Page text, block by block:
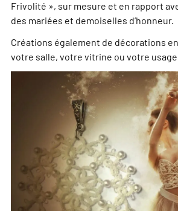
Frivolité », sur mesure et en rapport
des mariées et demoiselles d’honneur.
Créations également de décorations
votre salle, votre vitrine ou votre